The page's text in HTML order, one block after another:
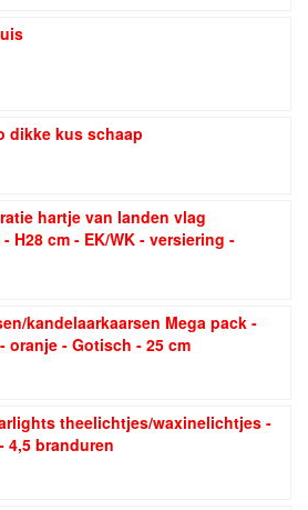
dikke kus schaap
hartje van landen vlag
H28 cm - EK/WK - versiering -
kandelaarkaarsen Mega pack -
oranje - Gotisch - 25 cm
theelichtjes/waxinelichtjes -
4,5 branduren